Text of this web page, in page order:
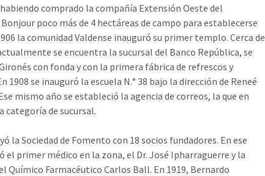
comprado la compañía Extensión Oeste del
poco más de 4 hectáreas de campo para establecerse
la comunidad Valdense inauguró su primer templo. Cerca de
se encuentra la sucursal del Banco República, se
con fonda y con la primera fábrica de refrescos y
1908 se inauguró la escuela N.° 38 bajo la dirección de Reneé
mismo año se estableció la agencia de correos, la que en
categoría de sucursal.
la Sociedad de Fomento con 18 socios fundadores. En ese
el primer médico en la zona, el Dr. José Ipharraguerre y la
Químico Farmacéutico Carlos Ball. En 1919, Bernardo